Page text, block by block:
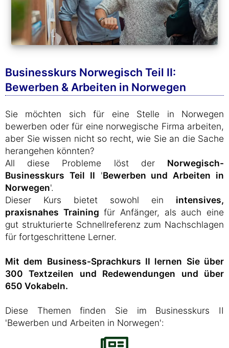
Businesskurs Norwegisch Teil II:
Bewerben & Arbeiten in Norwegen
Sie möchten sich für eine Stelle in Norwegen
bewerben oder für eine norwegische Firma arbeiten,
aber Sie wissen nicht so recht, wie Sie an die Sache
herangehen könnten?
All diese Probleme löst der Norwegisch-
Businesskurs Teil II 'Bewerben und Arbeiten in
Norwegen'.
Dieser Kurs bietet sowohl ein intensives,
praxisnahes Training für Anfänger, als auch eine
gut strukturierte Schnellreferenz zum Nachschlagen
für fortgeschrittene Lerner.
Mit dem Business-Sprachkurs II lernen Sie über
300 Textzeilen und Redewendungen und über
650 Vokabeln.
Diese Themen finden Sie im Businesskurs II
'Bewerben und Arbeiten in Norwegen':